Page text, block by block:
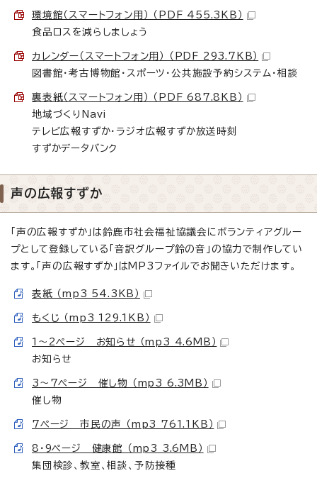
環境館（スマートフォン用） （PDF 455.3KB）
食品ロスを減らしましょう
カレンダー（スマートフォン用） （PDF 293.7KB）
図書館・考古博物館・スポーツ・公共施設予約システム・相談
裏表紙（スマートフォン用） （PDF 687.8KB）
地域づくりNavi
テレビ広報すずか・ラジオ広報すずか放送時刻
すずかデータバンク
声の広報すずか
「声の広報すずか」は鈴鹿市社会福祉協議会にボランティアグルー
プとして登録している「音訳グループ鈴の音」の協力で制作してい
ます。「声の広報すずか」はMP3ファイルでお聞きいただけます。
表紙 （mp3 54.3KB）
もくじ （mp3 129.1KB）
1～2ページ お知らせ （mp3 4.6MB）
お知らせ
3～7ページ 催し物 （mp3 6.3MB）
催し物
7ページ 市民の声 （mp3 761.1KB）
8・9ページ 健康館 （mp3 3.6MB）
集団検診、教室、相談、予防接種